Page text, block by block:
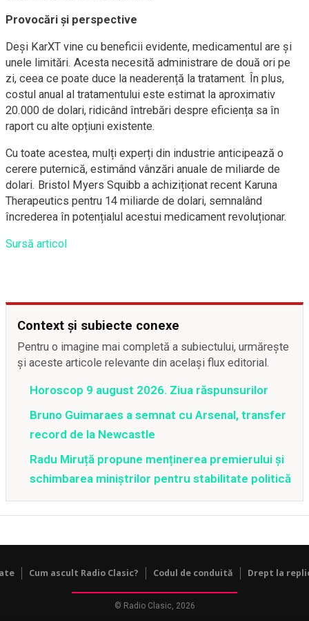
Provocări și perspective
Deși KarXT vine cu beneficii evidente, medicamentul are și
unele limitări. Acesta necesită administrare de două ori pe
zi, ceea ce poate duce la neaderență la tratament. În plus,
costul anual al tratamentului este estimat la aproximativ
20.000 de dolari, ridicând întrebări despre eficiența sa în
raport cu alte opțiuni existente.
Cu toate acestea, mulți experți din industrie anticipează o
cerere puternică, estimând vânzări anuale de miliarde de
dolari. Bristol Myers Squibb a achiziționat recent Karuna
Therapeutics pentru 14 miliarde de dolari, semnalând
încrederea în potențialul acestui medicament revoluționar.
Sursă articol
Context și subiecte conexe
Pentru o imagine mai completă a subiectului, urmărește
și aceste articole relevante din același flux editorial.
Horoscop 9 august 2026. Ziua răspunsurilor
Bruno Guimaraes a semnat cu Arsenal, transfer
record de la Newcastle
Radu Miruță propune menținerea premierului și
schimbarea miniștrilor pentru stabilitate politică
Cum ascult Radio Clasic? Codul de conduită Drept la
© Radio Clasic, 2026